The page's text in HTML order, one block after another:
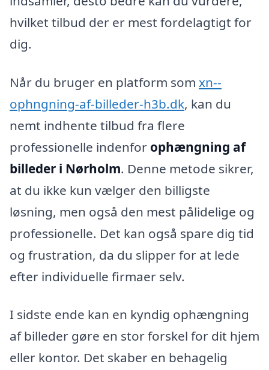
hvilket tilbud der er mest fordelagtigt for
dig.
Når du bruger en platform som xn--
ophngning-af-billeder-h3b.dk, kan du
nemt indhente tilbud fra flere
professionelle indenfor ophængning af
billeder i Nørholm. Denne metode sikrer,
at du ikke kun vælger den billigste
løsning, men også den mest pålidelige og
professionelle. Det kan også spare dig tid
og frustration, da du slipper for at lede
efter individuelle firmaer selv.
I sidste ende kan en kyndig ophængning
af billeder gøre en stor forskel for dit hjem
eller kontor. Det skaber en behagelig